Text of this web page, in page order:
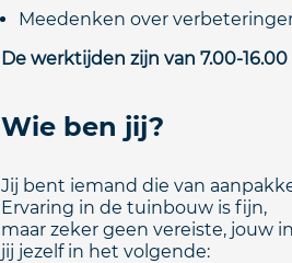
Meedenken over
De werktijden zijn van 7.00-
Wie ben jij?
Jij bent iemand die van
Ervaring in de tuinbouw is fijn,
maar zeker geen vereiste, jouw
jij jezelf in het volgende: